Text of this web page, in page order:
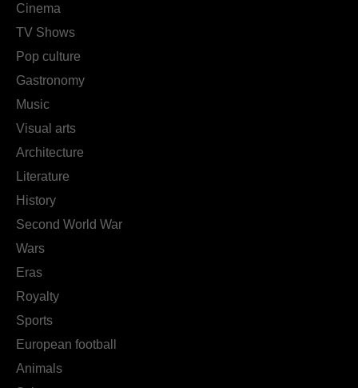
Cinema
TV Shows
Pop culture
Gastronomy
Music
Visual arts
Architecture
Literature
History
Second World War
Wars
Eras
Royalty
Sports
European football
Animals